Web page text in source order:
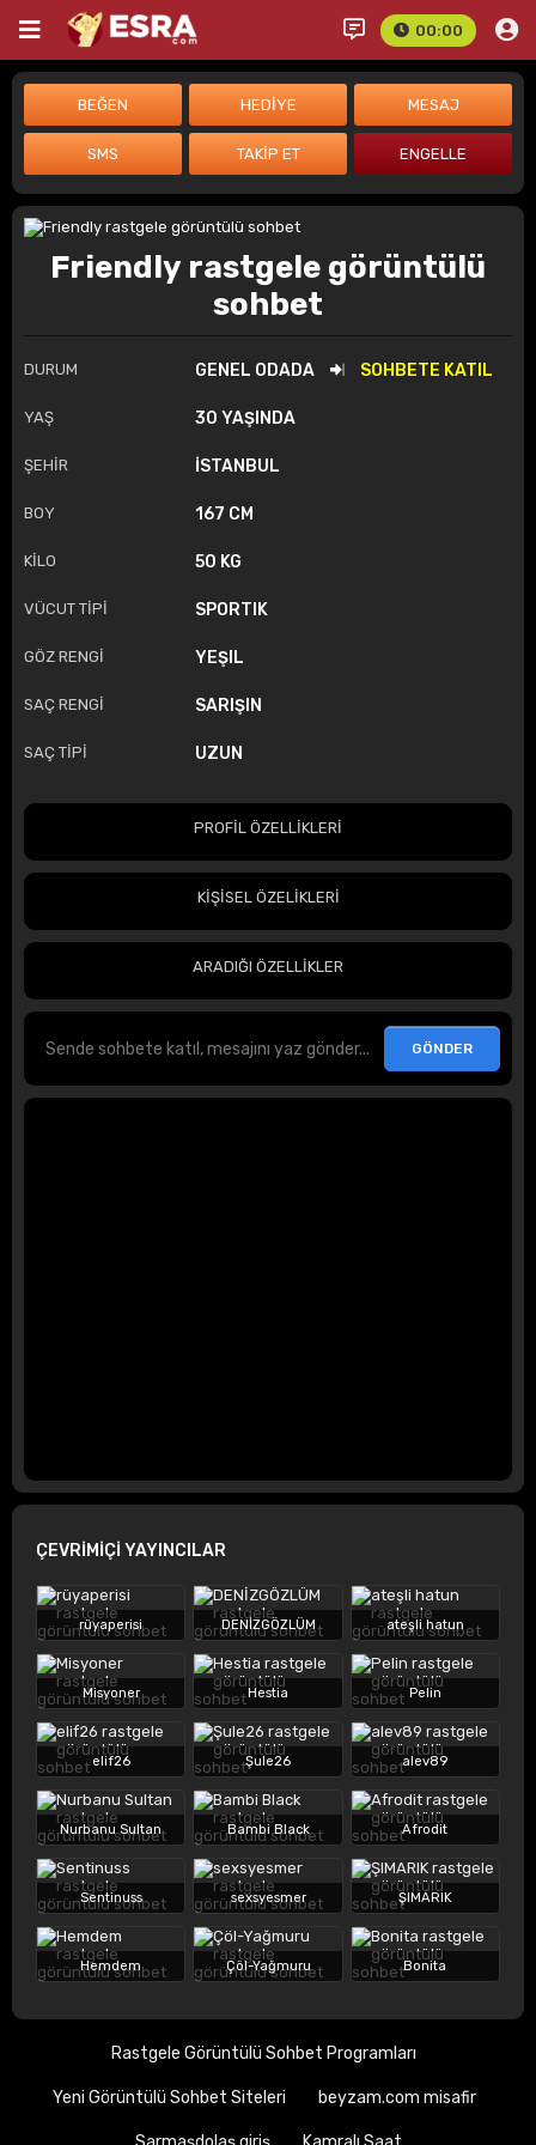
00:00
Friendly rastgele görüntülü
sohbet
DURUM GENEL ODADA SOHBETE KATIL
YAŞ 30 YAŞINDA
ŞEHİR İSTANBUL
BOY 167 CM
KİLO 50 KG
VÜCUT TİPİ SPORTIK
GÖZ RENGİ YEŞIL
SAÇ RENGİ SARIŞIN
SAÇ TİPİ UZUN
PROFİL ÖZELLİKLERİ
KİŞİSEL ÖZELİKLERİ
ARADIĞI ÖZELLİKLER
ÇEVRİMİÇİ YAYINCILAR
rüyaperisi DENİZGÖZLÜM ateşli hatun
Misyoner Hestia Pelin
elif26 Şule26 alev89
Nurbanu Sultan Bambi Black Afrodit
Sentinuss sexsyesmer ŞIMARIK
Hemdem Çöl-Yağmuru Bonita
Rastgele Görüntülü Sohbet Programları
Yeni Görüntülü Sohbet Siteleri beyzam.com misafir